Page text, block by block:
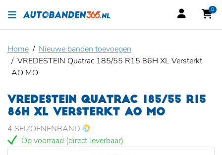
0
Home
Nieuwe banden toevoegen
VREDESTEIN Quatrac 185/55 R15 86H XL Versterkt
AO MO
VREDESTEIN QUATRAC 185/55 R15
86H XL VERSTERKT AO MO
4 SEIZOENENBAND
Op voorraad (direct leverbaar)